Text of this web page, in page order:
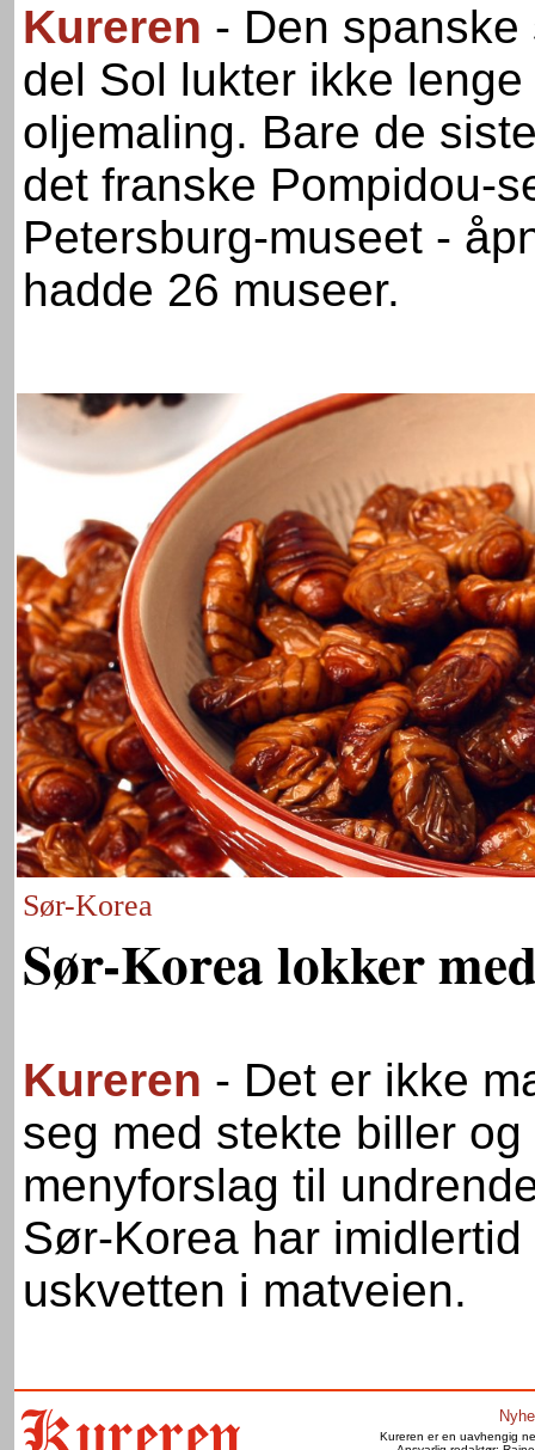
Kureren - Den
del Sol lukter ikke
oljemaling. Bare de
det franske Pompidou-
Petersburg-museet -
hadde 26 museer.
Sør-Korea
Sør-Korea lokker
Kureren - Det er ikke
seg med stekte biller
menyforslag til
Sør-Korea har
uskvetten i matveien.
Kureren er en uavhengig